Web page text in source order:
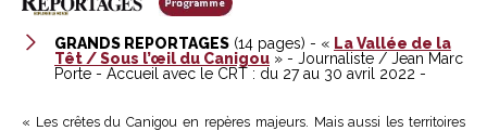
GRANDS REPORTAGES (14 pages) - « La Vallée de la
Têt / Sous l’œil du Canigou » - Journaliste / Jean Marc
Porte - Accueil avec le CRT : du 27 au 30 avril 2022 -
« Les crêtes du Canigou en repères majeurs. Mais aussi les territoires